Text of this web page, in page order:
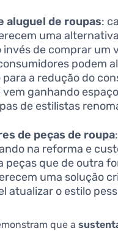
aluguel de roupas:
uma
invés de comprar um
podem
a redução do
ganhando
de estilistas
de peças de roupa
na reforma e
peças que de outra
uma solução
atualizar o estilo
que a